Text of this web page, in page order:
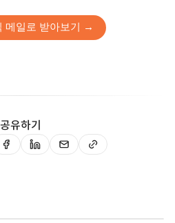
메일로 받아보기 →
공유하기